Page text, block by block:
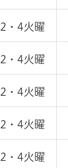
2・4火曜
2・4火曜
2・4火曜
2・4火曜
2・4火曜